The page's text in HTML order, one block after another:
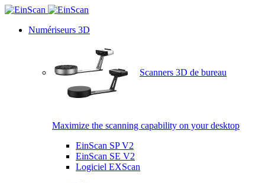
Numériseurs 3D
Scanners 3D de bureau
Maximize the scanning capability on your desktop
EinScan SP V2
EinScan SE V2
Logiciel EXScan